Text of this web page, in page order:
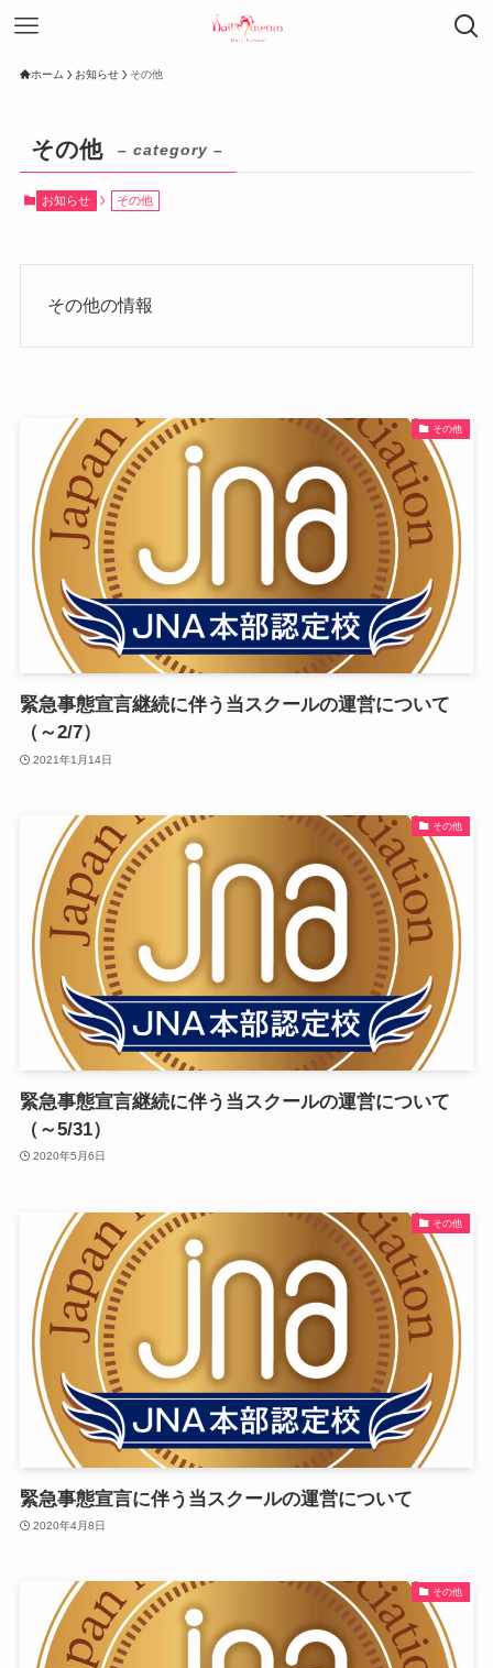
ホーム お知らせ その他
その他 – category –
お知らせ その他
その他の情報
その他
緊急事態宣言継続に伴う当スクールの運営について
（～2/7）
2021年1月14日
その他
緊急事態宣言継続に伴う当スクールの運営について
（～5/31）
2020年5月6日
その他
緊急事態宣言に伴う当スクールの運営について
2020年4月8日
その他